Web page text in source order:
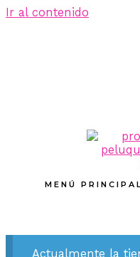
Ir al contenido
MENÚ
Actualmente la